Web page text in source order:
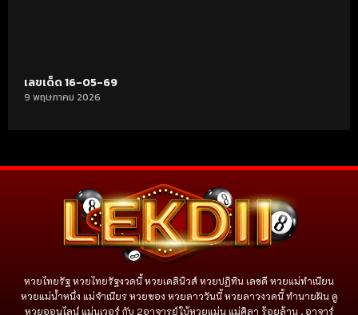
เลขเด็ด 16-05-69
9 พฤษภาคม 2026
หวยไทยรัฐ หวยไทยรัฐงวดนี้ หวยเดลินิวส์ หวยปฏิทิน เลขดี หวยแม่ทำเนียน
หวยแม่น้ำหนึ่ง แม่จําเนียร หวยซอง หวยลาววันนี้ หวยลาวงวดนี้ ทำนายฝัน ดู
หวยออนไลน์ แม่นเวอร์ กับ 2อาจารย์ใบ้หวยแม่น แม่ศิลา ร้อยล้าน , อาจาร์